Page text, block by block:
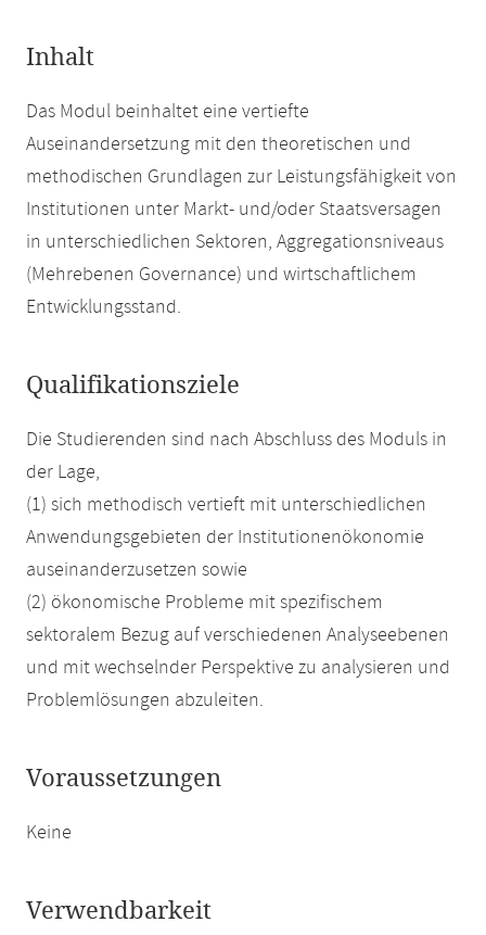
Inhalt
Das Modul beinhaltet eine vertiefte
Auseinandersetzung mit den theoretischen und
methodischen Grundlagen zur Leistungsfähigkeit von
Institutionen unter Markt- und/oder Staatsversagen
in unterschiedlichen Sektoren, Aggregationsniveaus
(Mehrebenen Governance) und wirtschaftlichem
Entwicklungsstand.
Qualifikationsziele
Die Studierenden sind nach Abschluss des Moduls in
der Lage,
(1) sich methodisch vertieft mit unterschiedlichen
Anwendungsgebieten der Institutionenökonomie
auseinanderzusetzen sowie
(2) ökonomische Probleme mit spezifischem
sektoralem Bezug auf verschiedenen Analyseebenen
und mit wechselnder Perspektive zu analysieren und
Problemlösungen abzuleiten.
Voraussetzungen
Keine
Verwendbarkeit